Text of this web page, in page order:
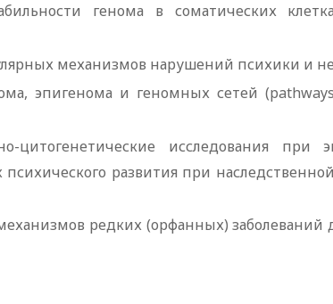
генома в соматических
механизмов нарушений психики и
эпигенома и геномных сетей
цитогенетические исследования при
развития при
редких (орфанных)